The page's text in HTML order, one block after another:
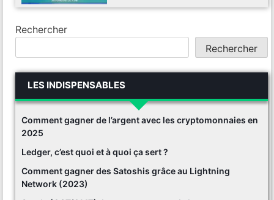
Rechercher
Rechercher
LES INDISPENSABLES
Comment gagner de l’argent avec les cryptomonnaies en
2025
Ledger, c’est quoi et à quoi ça sert ?
Comment gagner des Satoshis grâce au Lightning
Network (2023)